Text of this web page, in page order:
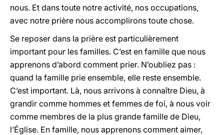
nous. Et dans toute notre activité, nos occupations,
avec notre prière nous accomplirons toute chose.
Se reposer dans la prière est particulièrement
important pour les familles. C’est en famille que nous
apprenons d’abord comment prier. N’oubliez pas :
quand la famille prie ensemble, elle reste ensemble.
C’est important. Là, nous arrivons à connaître Dieu, à
grandir comme hommes et femmes de foi, à nous voir
comme membres de la plus grande famille de Dieu,
l’Église. En famille, nous apprenons comment aimer,